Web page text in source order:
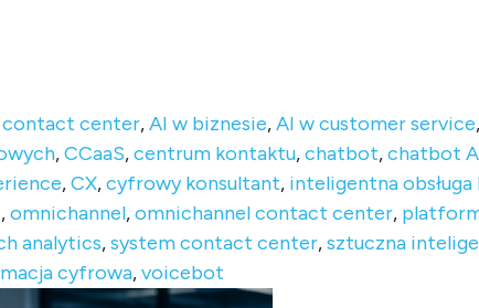
contact center,AI w biznesie,AI w customer service,
,CCaaS,centrum kontaktu,chatbot,chatbot
,CX,cyfrowy konsultant, inteligentna
,omnichannel,omnichannel contact center,
analytics,system contact center,sztuczna
cyfrowa,voicebot